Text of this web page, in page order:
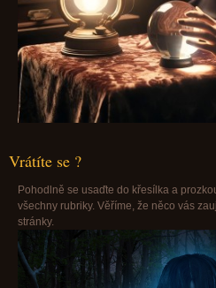
Vrátíte se ?
Pohodlně se usaďte do křesílka a
všechny rubriky. Věříme, že něco vás
stránky.